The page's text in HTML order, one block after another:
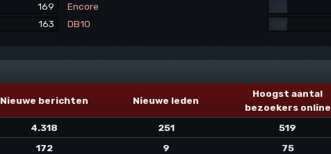
169
163
Encore
DB10
Nieuwe berichten Nieuwe leden
Hoogst aantal
bezoekers online
4.318 251 519
172 9 75